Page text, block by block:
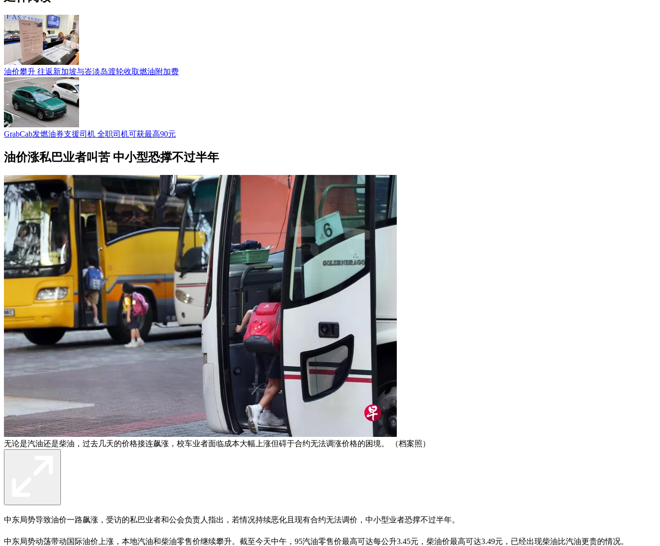
油价攀升 往返新加坡与峇淡岛渡轮收取燃油附加费
GrabCab发燃油券支援司机 全职司机可获最高90元
油价涨私巴业者叫苦 中小型恐撑不过半年
无论是汽油还是柴油，过去几天的价格接连飙涨，校车业者面临成本大幅上涨但碍于合约无法调涨价格的困境。 （档案照）
中东局势导致油价一路飙涨，受访的私巴业者和公会负责人指出，若情况持续恶化且现有合约无法调价，中小型业者恐撑不过半年。
中东局势动荡带动国际油价上涨，本地汽油和柴油零售价继续攀升。截至今天中午，95汽油零售价最高可达每公升3.45元，柴油价最高可达3.49元，已经出现柴油比汽油更贵的情况。